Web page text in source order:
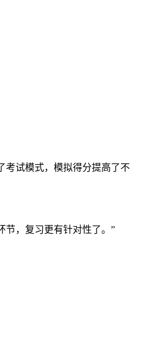
考试模式，模拟得分提高了不
节，复习更有针对性了。”